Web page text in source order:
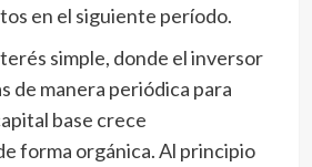
en el siguiente período.
simple, donde el inversor
de manera periódica para
base crece
forma orgánica. Al principio